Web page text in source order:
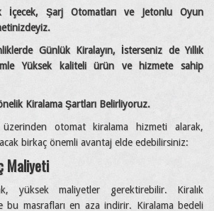
İçecek, Şarj Otomatları ve Jetonlu Oyun
Günlük Kiralayın, İsterseniz de Yıllık
Yüksek kaliteli ürün ve hizmete sahip
Kiralama Şartları Belirliyoruz.
üzerinden otomat kiralama hizmeti alarak,
birkaç önemli avantaj elde edebilirsiniz:
Maliyeti
yüksek maliyetler gerektirebilir. Kiralık
bu masrafları en aza indirir. Kiralama bedeli